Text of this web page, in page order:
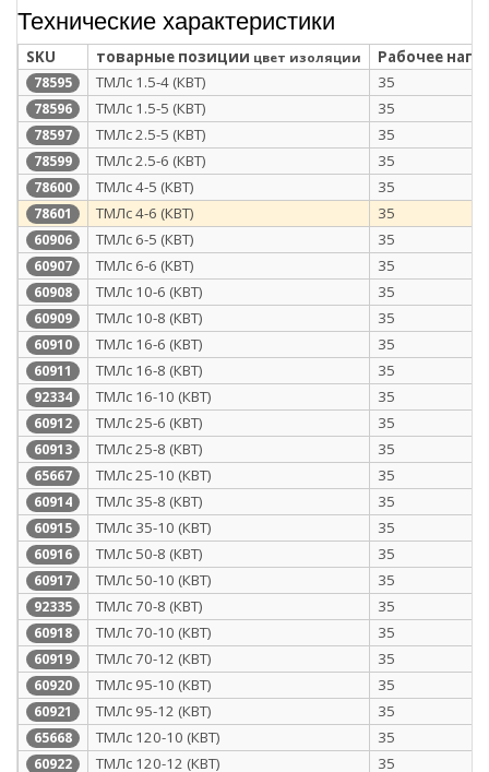
Технические характеристики
SKU товарные позиции цвет изоляции Рабочее
78595 ТМЛс 1.5-4 (КВТ) 35
78596 ТМЛс 1.5-5 (КВТ) 35
78597 ТМЛс 2.5-5 (КВТ) 35
78599 ТМЛс 2.5-6 (КВТ) 35
78600 ТМЛс 4-5 (КВТ) 35
78601 ТМЛс 4-6 (КВТ) 35
60906 ТМЛс 6-5 (КВТ) 35
60907 ТМЛс 6-6 (КВТ) 35
60908 ТМЛс 10-6 (КВТ) 35
60909 ТМЛс 10-8 (КВТ) 35
60910 ТМЛс 16-6 (КВТ) 35
60911 ТМЛс 16-8 (КВТ) 35
92334 ТМЛс 16-10 (КВТ) 35
60912 ТМЛс 25-6 (КВТ) 35
60913 ТМЛс 25-8 (КВТ) 35
65667 ТМЛс 25-10 (КВТ) 35
60914 ТМЛс 35-8 (КВТ) 35
60915 ТМЛс 35-10 (КВТ) 35
60916 ТМЛс 50-8 (КВТ) 35
60917 ТМЛс 50-10 (КВТ) 35
92335 ТМЛс 70-8 (КВТ) 35
60918 ТМЛс 70-10 (КВТ) 35
60919 ТМЛс 70-12 (КВТ) 35
60920 ТМЛс 95-10 (КВТ) 35
60921 ТМЛс 95-12 (КВТ) 35
65668 ТМЛс 120-10 (КВТ) 35
60922 ТМЛс 120-12 (КВТ) 35